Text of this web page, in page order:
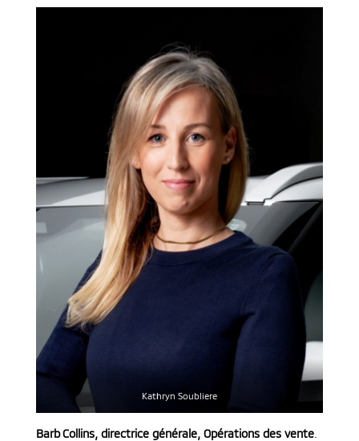
Kathryn Soubliere
Barb Collins, directrice générale, Opérations des vente.